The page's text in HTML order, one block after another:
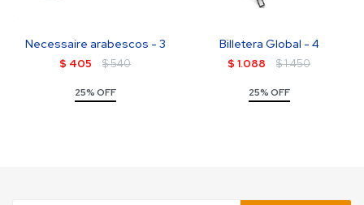
Necessaire arabescos - 3
$ 405 $540
25% OFF
Billetera Global - 4
$ 1.088 $1.450
25% OFF